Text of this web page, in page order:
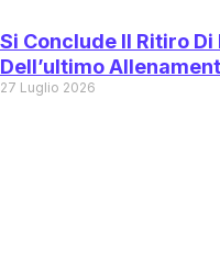
Si Conclude Il Ritiro
Dell’ultimo
27 Luglio 2026